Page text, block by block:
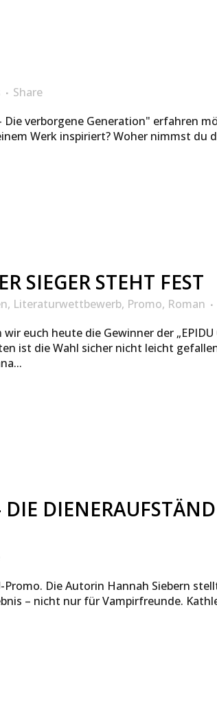
Share
Die verborgene Generation" erfahren
Werk inspiriert? Woher nimmst du
SIEGER STEHT FEST
, Literaturwettbewerb, Promo, Roman
euch heute die Gewinner der „EPIDU
ist die Wahl sicher nicht leicht
DIE
Die Autorin Hannah Siebern
– nicht nur für Vampirfreunde.